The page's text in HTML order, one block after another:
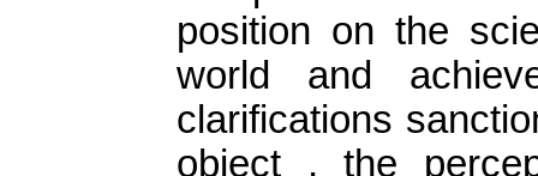
position on the
world and
clarifications
object , the